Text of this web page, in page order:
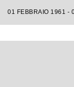
01 FEBBRAIO 1961 -